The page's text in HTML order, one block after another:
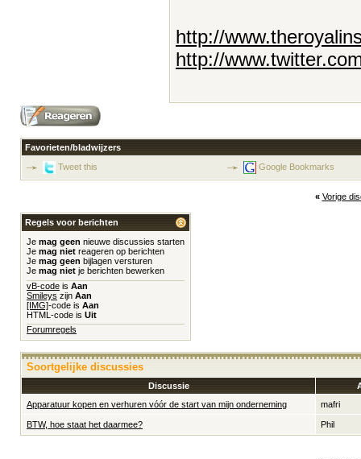
http://
http://
Favorieten/bladwijzers
Tweet this
Google Bookmarks
« Vorige
Regels voor berichten
Je mag geen nieuwe discussies starten
Je mag niet reageren op berichten
Je mag geen bijlagen versturen
Je mag niet je berichten bewerken
vB-code is Aan
Smileys zijn Aan
[IMG]-code is Aan
HTML-code is Uit
Forumregels
Soortgelijke discussies
Discussie
Apparatuur kopen en verhuren vóór de start van mijn onderneming
mafri
BTW, hoe staat het daarmee? Phil